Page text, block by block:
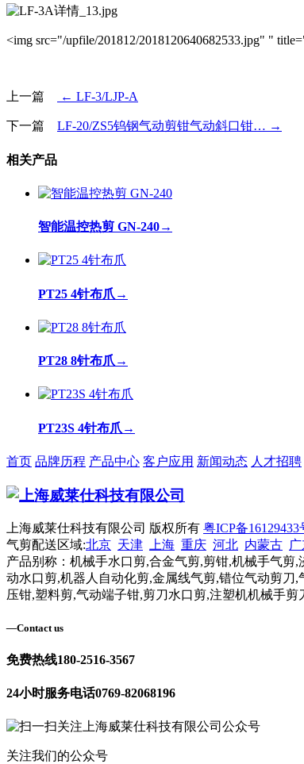
<img src="/upfile/201812/2018120640682533.jpg" "
上一篇 ← LF-3/LJP-A
下一篇 LF-20/ZS5钨钢气动剪钳气动斜口钳… →
相关产品
智能温控热剪 GN-240→
PT25 4针布爪 →
PT28 8针布爪 →
PT23S 4针布爪 →
首页 品牌历程 产品中心 客户应用 新闻动态 人才招聘
上海威莱仕科技有限公司 版权所有 粤ICP备16129433
气剪配送区域:北京 天津 上海 重庆 河北 内蒙古
产品别称：机械手水口剪,合金气剪,剪钳,机械手气
动水口剪,机器人自动化剪,金属线气剪,错位气动剪刀
压钳,塑料剪,气动端子钳,剪刀水口剪,注塑机机械手
—Contact us
免费热线180-2516-3567
24小时服务电话0769-82068196
关注我们的公众号